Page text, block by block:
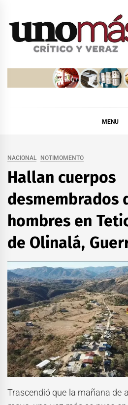
MENU
NACIONAL NOTIMOMENTO
Hallan cuerpos
desmembrados
hombres en
de Olinalá,
Trascendió que la mañana de